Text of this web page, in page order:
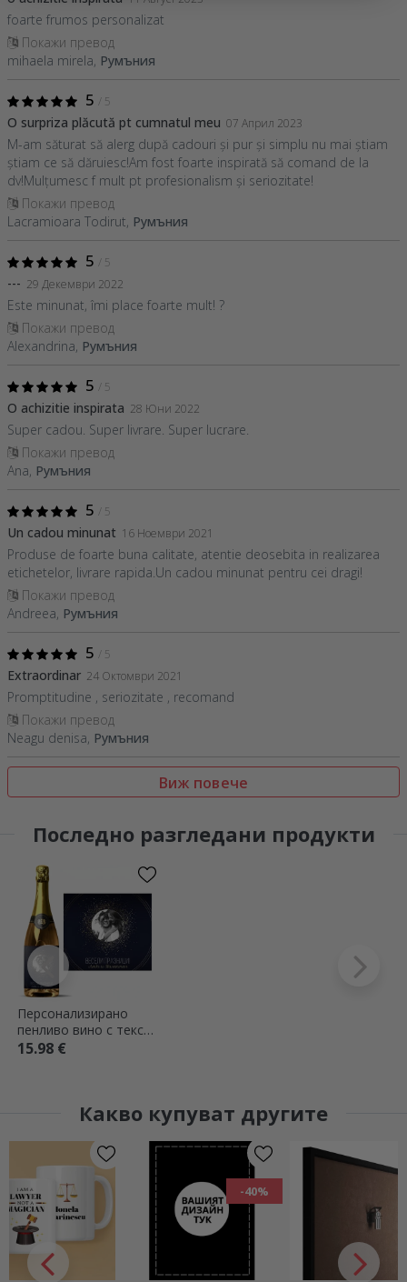
foarte frumos personalizat
Покажи превод
mihaela mirela, Румъния
5 / 5
O surpriza plăcută pt cumnatul meu 07 Април 2023
M-am săturat să alerg după cadouri și pur și simplu nu mai știam
știam ce să dăruiesc!Am fost foarte inspirată să comand de la
dv!Mulțumesc f mult pt profesionalism și seriozitate!
Покажи превод
Lacramioara Todirut, Румъния
5 / 5
--- 29 Декември 2022
Este minunat, îmi place foarte mult! ?
Покажи превод
Alexandrina, Румъния
5 / 5
O achizitie inspirata 28 Юни 2022
Super cadou. Super livrare. Super lucrare.
Покажи превод
Ana, Румъния
5 / 5
Un cadou minunat 16 Ноември 2021
Produse de foarte buna calitate, atentie deosebita in realizarea
etichetelor, livrare rapida.Un cadou minunat pentru cei dragi!
Покажи превод
Andreea, Румъния
5 / 5
Extraordinar 24 Октомври 2021
Promptitudine , seriozitate , recomand
Покажи превод
Neagu denisa, Румъния
Виж повече
Последно разгледани продукти
Персонализирано
пенливо вино с текст
и снимка - Искри от
15.98 €
Какво купуват другите